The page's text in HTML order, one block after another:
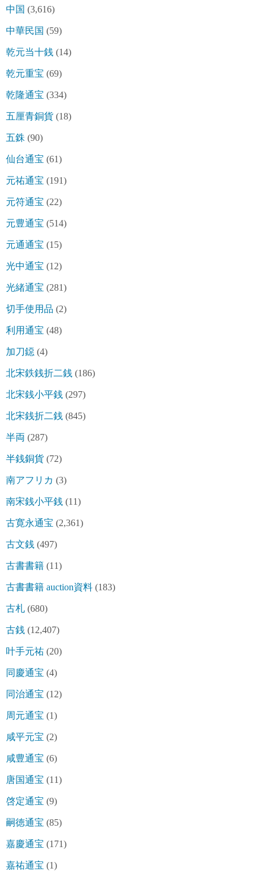
中国 (3,616)
中華民国 (59)
乾元当十銭 (14)
乾元重宝 (69)
乾隆通宝 (334)
五厘青銅貨 (18)
五銖 (90)
仙台通宝 (61)
元祐通宝 (191)
元符通宝 (22)
元豊通宝 (514)
元通通宝 (15)
光中通宝 (12)
光緒通宝 (281)
切手使用品 (2)
利用通宝 (48)
加刀鐚 (4)
北宋鉄銭折二銭 (186)
北宋銭小平銭 (297)
北宋銭折二銭 (845)
半両 (287)
半銭銅貨 (72)
南アフリカ (3)
南宋銭小平銭 (11)
古寛永通宝 (2,361)
古文銭 (497)
古書書籍 (11)
古書書籍 auction資料 (183)
古札 (680)
古銭 (12,407)
叶手元祐 (20)
同慶通宝 (4)
同治通宝 (12)
周元通宝 (1)
咸平元宝 (2)
咸豊通宝 (6)
唐国通宝 (11)
啓定通宝 (9)
嗣徳通宝 (85)
嘉慶通宝 (171)
嘉祐通宝 (1)